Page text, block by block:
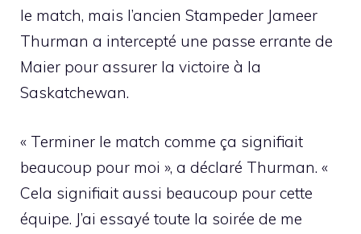
le match, mais l’ancien Stampeder Jameer
Thurman a intercepté une passe errante de
Maier pour assurer la victoire à la
Saskatchewan.
« Terminer le match comme ça signifiait
beaucoup pour moi », a déclaré Thurman. «
Cela signifiait aussi beaucoup pour cette
équipe. J’ai essayé toute la soirée de me